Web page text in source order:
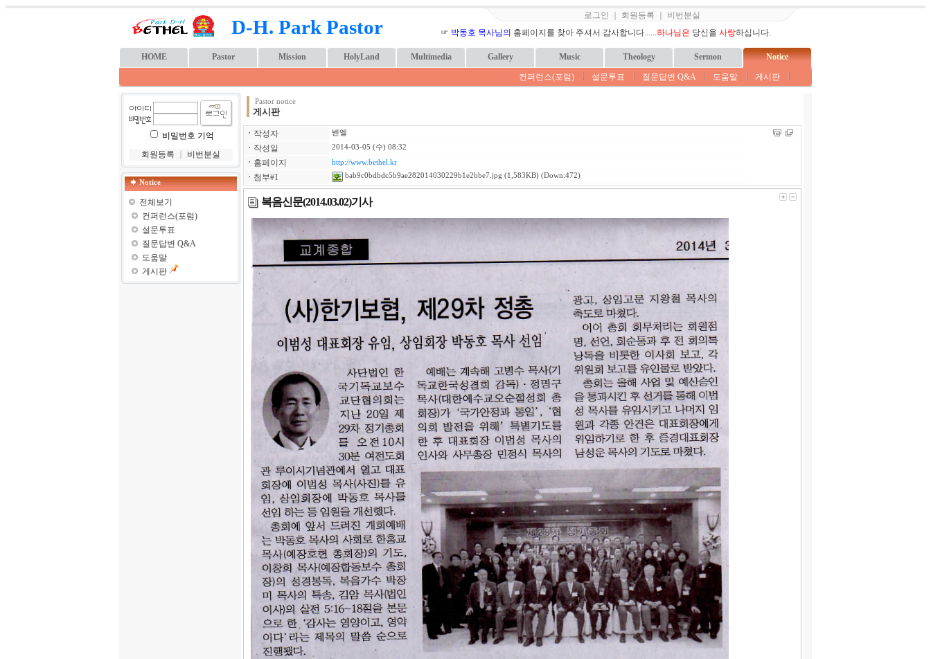
D-H. Park Pastor
로그인 회원등록
비번분실
☞ 박동호 목사님의 홈페이지를 찾아 주셔서 감사합니다......하나님은 당신을 사랑하십니다.
HOME Pastor Mission HolyLand Multimedia Gallery Music Theology Sermon Notice
컨퍼런스(포럼) 설문투표 질문답변 Q&A 도움말 게시판
비밀번호 기억
회원등록
비번분실
Notice
전체보기
컨퍼런스(포럼)
설문투표
질문답변 Q&A
도움말
게시판
Pastor notice
게시판
ㆍ 작성자 벧엘
ㆍ 작성일 2014-03-05 (수) 08:32
ㆍ 홈페이지 http://www.bethel.kr
ㆍ 첨부#1 bab9c0bdbdc5b9ae282014030229b1e2bbe7.jpg (1,583KB) (Down:472)
복음신문(2014.03.02)기사